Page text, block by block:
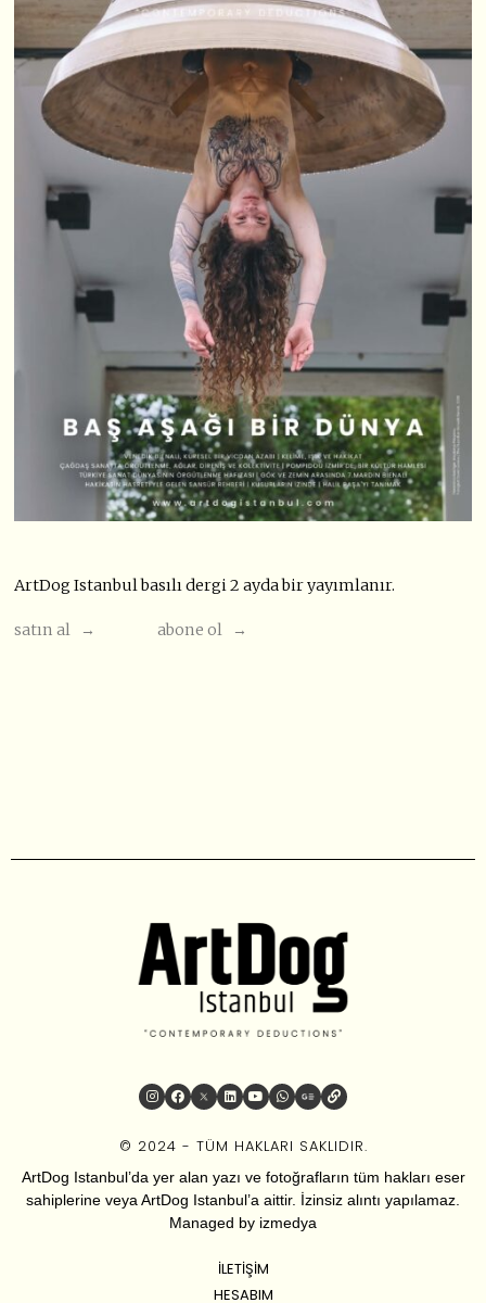
ArtDog Istanbul basılı dergi 2 ayda bir yayımlanır.
satın al → abone ol →
© 2024 - TÜM HAKLARI SAKLIDIR.
ArtDog Istanbul’da yer alan yazı ve fotoğrafların tüm hakları eser
sahiplerine veya ArtDog Istanbul’a aittir. İzinsiz alıntı yapılamaz.
Managed by izmedya
İLETIŞIM
HESABIM